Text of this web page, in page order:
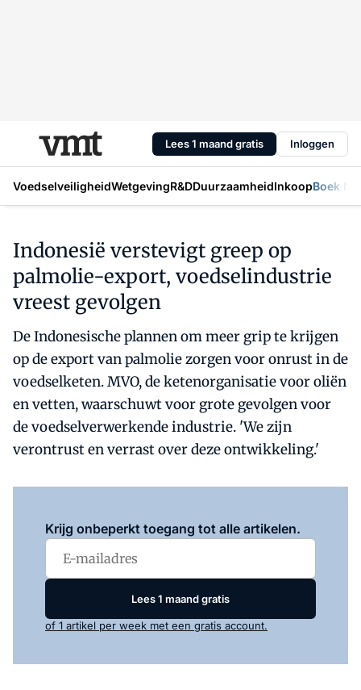
Lees 1 maand gratis Inloggen
VoedselveiligheidWetgevingR&DDuurzaamheidInkoopBoek
Indonesië verstevigt greep op
palmolie-export, voedselindustrie
vreest gevolgen
De Indonesische plannen om meer grip te krijgen
op de export van palmolie zorgen voor onrust in de
voedselketen. MVO, de ketenorganisatie voor oliën
en vetten, waarschuwt voor grote gevolgen voor
de voedselverwerkende industrie. 'We zijn
verontrust en verrast over deze ontwikkeling.'
Krijg onbeperkt toegang tot alle artikelen.
Lees 1 maand gratis
of 1 artikel per week met een gratis account.